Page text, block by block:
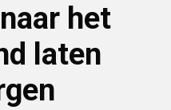
het
laten